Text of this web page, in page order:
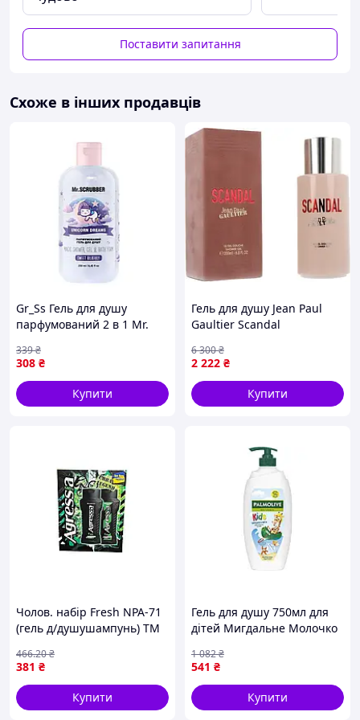
Текстура / Консистенція / Застосування : гель Тип
волосся : Нормальне волосся, всі типи волоссяСКЛАД:
ВОДА / AQUA • ЛАУРЕТСУЛЬФАТ НАТРІЮ • ГЛІЦЕРИН •
ЛИМОННА КИСЛОТА • ГІДРОКСИД НАТРІЮ •
ТРИЕТИЛЦИТРАТ • КУМАРИН • ЛІМОНЕН • БЕНЗОАТ
НАТРІЮ Спочатку змочіть тіло, обличчя та волосся
водою. Потім видавіть невелику кількість гелю для душу
L'Oréal Paris Men Expert Barber Club на долоні та
спіньте його до легкої піни. Нанесіть спінь на ділянки
тіла та волосся, які ви хочете очистити, рівномірно
розподіляючи його. Ніжно помасажуйте піну. Після
очищення ретельно змийте тіло, волосся та обличчя
чистою теплою водою. Гель для душу L'Oréal Paris Men
Expert Barber Club підходить для щоденного
використання та може використовуватися кілька разів
Поставити запитання
Схоже в інших продавців
Gr_Ss Гель для душу
парфумований 2 в 1 Mr.
Sweet Bilberry від 3 років
безсульфатний 250 мл
Gro_luxss
308 ₴
339₴
Купити
Гель для душу Jean Paul
Gaultier Scandal
(8435415007573)
2 222 ₴
6 300₴
Купити
Чолов. набір Fresh NPA-71
(гель д/душушампунь) ТМ
381 ₴
466.20₴
Купити
Гель для душу 750мл для
дітей Мигдальне Молочко
541 ₴
1 082₴
Купити